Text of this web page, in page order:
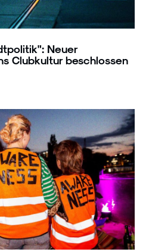
Neuer
Clubkultur beschlossen